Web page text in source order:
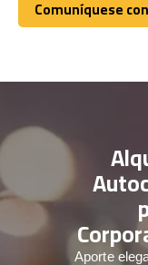
Comuníquese
Comuníquese
Aporte